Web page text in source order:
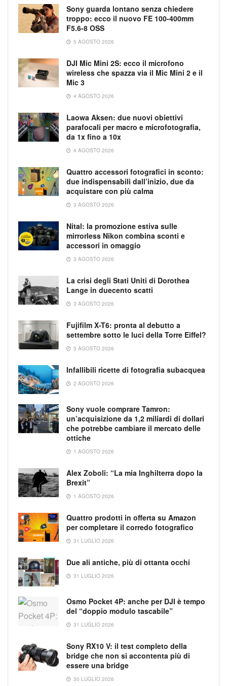
Sony guarda lontano senza chiedere
troppo: ecco il nuovo FE 100-400mm
F5.6-8 OSS
5 AGOSTO 2026
DJI Mic Mini 2S: ecco il microfono
wireless che spazza via il Mic Mini 2 e il
Mic 3
4 AGOSTO 2026
Laowa Aksen: due nuovi obiettivi
parafocali per macro e microfotografia,
da 1x fino a 10x
4 AGOSTO 2026
Quattro accessori fotografici in sconto:
due indispensabili dall’inizio, due da
acquistare con più calma
3 AGOSTO 2026
Nital: la promozione estiva sulle
mirrorless Nikon combina sconti e
accessori in omaggio
3 AGOSTO 2026
La crisi degli Stati Uniti di Dorothea
Lange in duecento scatti
3 AGOSTO 2026
Fujifilm X-T6: pronta al debutto a
settembre sotto le luci della Torre Eiffel?
3 AGOSTO 2026
Infallibili ricette di fotografia subacquea
2 AGOSTO 2026
Sony vuole comprare Tamron:
un’acquisizione da 1,2 miliardi di dollari
che potrebbe cambiare il mercato delle
ottiche
1 AGOSTO 2026
Alex Zoboli: “La mia Inghilterra dopo la
Brexit”
1 AGOSTO 2026
Quattro prodotti in offerta su Amazon
per completare il corredo fotografico
31 LUGLIO 2026
Due ali antiche, più di ottanta occhi
31 LUGLIO 2026
Osmo Pocket 4P: anche per DJI è tempo
del “doppio modulo tascabile”
31 LUGLIO 2026
Sony RX10 V: il test completo della
bridge che non si accontenta più di
essere una bridge
30 LUGLIO 2026